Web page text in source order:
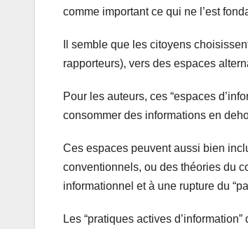
comme important ce qui ne l’est
Il semble que les citoyens
rapporteurs), vers des espaces
Pour les auteurs, ces “espaces
consommer des informations en
Ces espaces peuvent aussi bien
conventionnels, ou des théories du
informationnel et à une rupture du
Les “pratiques actives